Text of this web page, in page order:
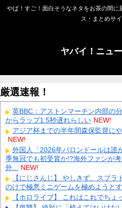
やば！すご！面白そうなネタをお茶の間
ス・まとめサ
ヤバイ！ニュ
厳選速報！
英BBC：アストンマーチン内部の
からラップ1.5秒遅れらしい NEW!
アジア杯までの半年間森保監督に
NEW!
外国人「2026年バロンドールは誰
季無冠でも初受賞か!?海外ファンが
外... NEW!
【にじさんじ】 やしきず、スプ
のけで極悪ミニゲームを極めようと
【ホロライブ】 これはこれでちょ